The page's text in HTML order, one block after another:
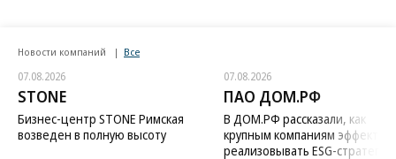
Новости компаний Все
07.08.2026
STONE
Бизнес-центр STONE Римская
возведен в полную высоту
07.08.2026
ПАО ДОМ.РФ
В ДОМ.РФ рассказали, как
крупным компаниям
реализовывать ESG-стратегию